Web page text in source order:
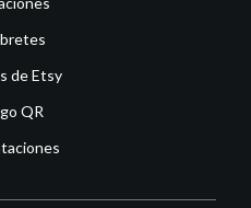
de Etsy
QR